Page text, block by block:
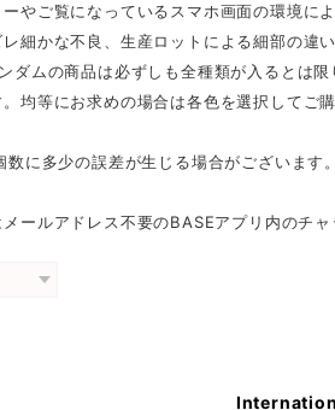
ーやご覧になっているスマホ画面の環境
細かな不良、生産ロットによる細部の違
ダムの商品は必ずしも全種類が入るとは
均等にお求めの場合は各色を選択してご
に多少の誤差が生じる場合がございます。
メールアドレス不要のBASEアプリ内のチ